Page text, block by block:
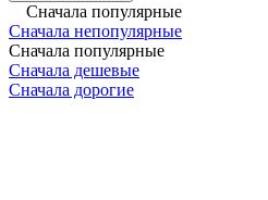
Сначала популярные
Сначала непопулярные
Сначала популярные
Сначала дешевые
Сначала дорогие